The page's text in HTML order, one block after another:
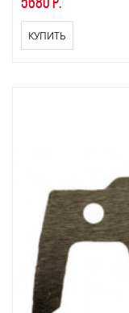
5680 р.
КУПИТЬ